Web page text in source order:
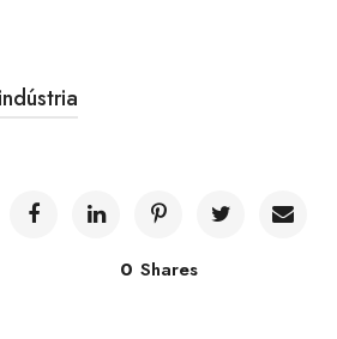
0 Shares